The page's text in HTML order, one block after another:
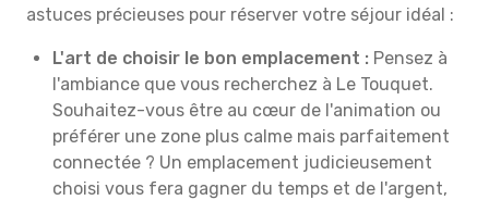
astuces précieuses pour réserver votre séjour idéal :
L'art de choisir le bon emplacement : Pensez à
l'ambiance que vous recherchez à Le Touquet.
Souhaitez-vous être au cœur de l'animation ou
préférer une zone plus calme mais parfaitement
connectée ? Un emplacement judicieusement
choisi vous fera gagner du temps et de l'argent,